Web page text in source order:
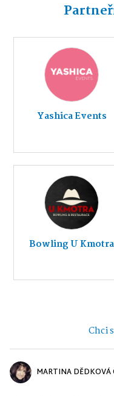
Yashica Events
Bowling U Kmotra
Chci
MARTINA DĚDKOVÁ